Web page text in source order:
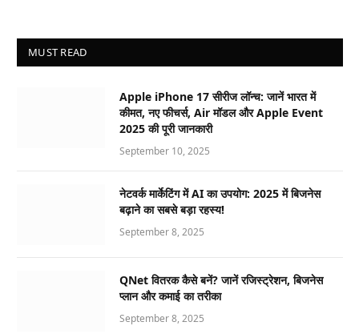
MUST READ
Apple iPhone 17 सीरीज लॉन्च: जानें भारत में
कीमत, नए फीचर्स, Air मॉडल और Apple Event
2025 की पूरी जानकारी
September 10, 2025
नेटवर्क मार्केटिंग में AI का उपयोग: 2025 में बिजनेस
बढ़ाने का सबसे बड़ा रहस्य!
September 8, 2025
QNet वितरक कैसे बनें? जानें रजिस्ट्रेशन, बिजनेस
प्लान और कमाई का तरीका
September 8, 2025